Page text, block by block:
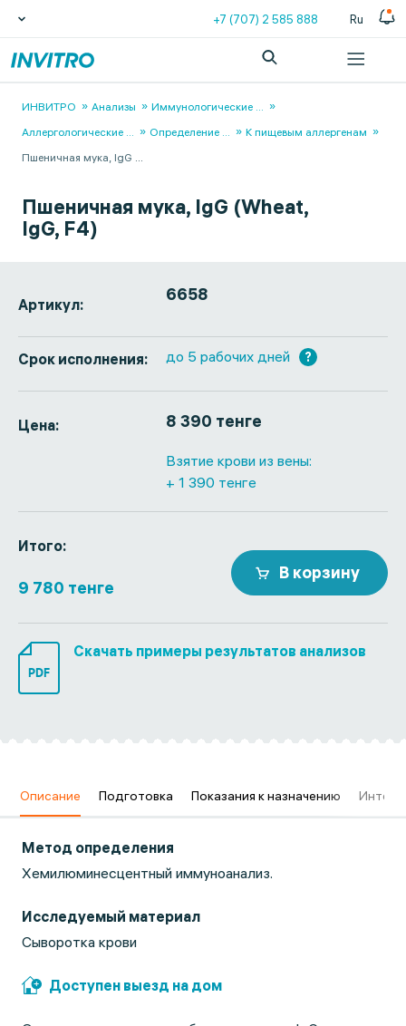
+7 (707) 2 585 888 Ru
ИНВИТРО Анализы Иммунологические ...
Аллергологические ... Определение ...
К пищевым аллергенам
Пшеничная мука, IgG ...
Пшеничная мука, IgG (Wheat,
IgG, F4)
Артикул: 6658
Срок исполнения: до 5 рабочих дней ?
Цена: 8 390 тенге
Взятие крови из вены:
+ 1 390 тенге
Итого:
9 780 тенге
В корзину
PDF
Скачать примеры результатов анализов
Описание Подготовка Показания к назначению
Метод определения
Хемилюминесцентный иммуноанализ.
Исследуемый материал
Сыворотка крови
Доступен выезд на дом